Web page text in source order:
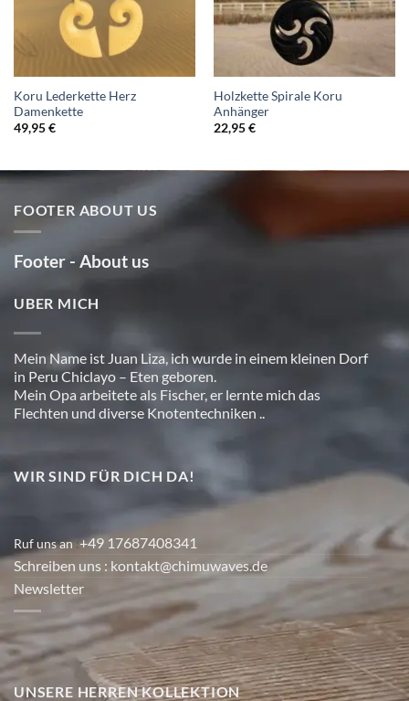
Koru Lederkette Herz
Damenkette
49,95€
Holzkette Spirale Koru
Anhänger
22,95€
FOOTER ABOUT US
Footer - About us
UBER MICH
Mein Name ist Juan Liza, ich wurde in einem kleinen Dorf
in Peru Chiclayo – Eten geboren.
Mein Opa arbeitete als Fischer, er lernte mich das
Flechten und diverse Knotentechniken ..
WIR SIND FÜR DICH DA!
Ruf uns an:+49 17687408341
Schreiben uns : kontakt@chimuwaves.de
Newsletter
UNSERE HERREN KOLLEKTION